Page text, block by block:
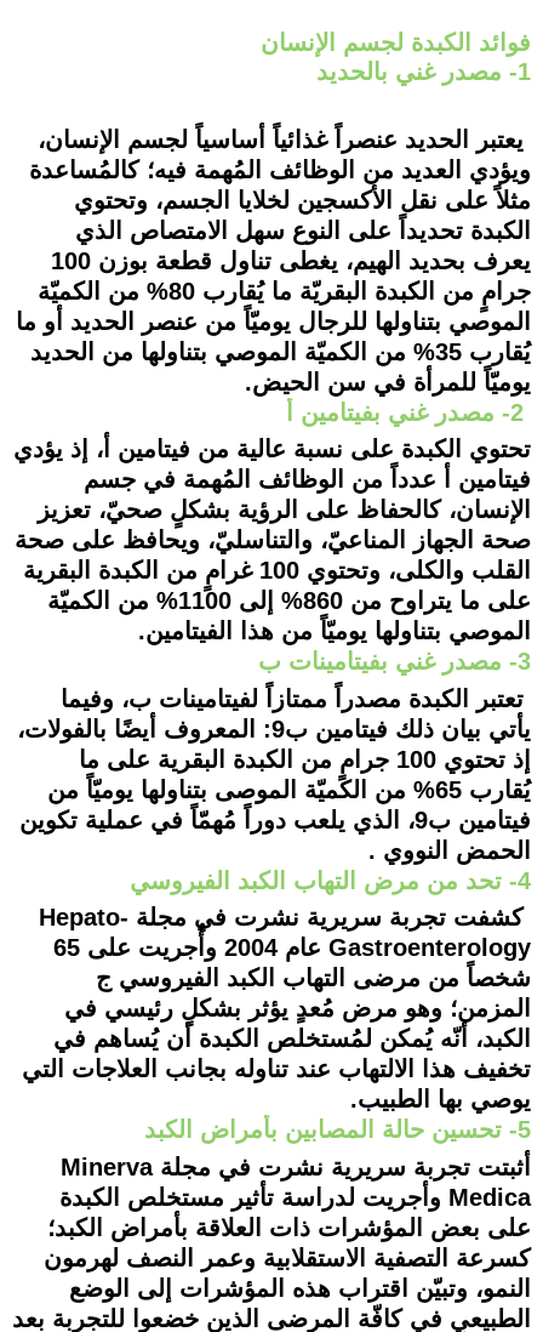
فوائد الكبدة لجسم الإنسان
1- مصدر غني بالحديد
يعتبر الحديد عنصراً غذائياً أساسياً لجسم الإنسان،
ويؤدي العديد من الوظائف المُهمة فيه؛ كالمُساعدة
مثلاً على نقل الأكسجين لخلايا الجسم، وتحتوي
الكبدة تحديداً على النوع سهل الامتصاص الذي
يعرف بحديد الهيم، يغطى تناول قطعة بوزن 100
جرامٍ من الكبدة البقريّة ما يُقارب 80% من الكميّة
الموصي بتناولها للرجال يوميّاً من عنصر الحديد أو ما
يُقارب 35% من الكميّة الموصي بتناولها من الحديد
يوميّاً للمرأة في سن الحيض.
تحتوي الكبدة على نسبة عالية من فيتامين أ، إذ يؤدي
فيتامين أ عدداً من الوظائف المُهمة في جسم
الإنسان، كالحفاظ على الرؤية بشكلٍ صحيّ، تعزيز
صحة الجهاز المناعيّ، والتناسليّ، ويحافظ على صحة
القلب والكلى، وتحتوي 100 غرامٍ من الكبدة البقرية
على ما يتراوح من 860% إلى 1100% من الكميّة
الموصي بتناولها يوميّاً من هذا الفيتامين.
3- مصدر غني بفيتامينات ب
تعتبر الكبدة مصدراً ممتازاً لفيتامينات ب، وفيما
يأتي بيان ذلك فيتامين ب9: المعروف أيضًا بالفولات،
إذ تحتوي 100 جرامٍ من الكبدة البقرية على ما
يُقارب 65% من الكميّة الموصى بتناولها يوميّاً من
فيتامين ب9، الذي يلعب دوراً مُهمّاً في عملية تكوين
الحمض النووي .
4- تحد من مرض التهاب الكبد الفيروسي
كشفت تجربة سريرية نشرت في مجلة Hepato-
Gastroenterology عام 2004 وأُجريت على 65
شخصاً من مرضى التهاب الكبد الفيروسي ج
المزمن؛ وهو مرض مُعدٍ يؤثر بشكلٍ رئيسي في
الكبد، أنّه يُمكن لمُستخلص الكبدة أن يُساهم في
تخفيف هذا الالتهاب عند تناوله بجانب العلاجات التي
يوصي بها الطبيب.
5- تحسين حالة المصابين بأمراض الكبد
أثبتت تجربة سريرية نشرت في مجلة Minerva
Medica وأجريت لدراسة تأثير مستخلص الكبدة
على بعض المؤشرات ذات العلاقة بأمراض الكبد؛
كسرعة التصفية الاستقلابية وعمر النصف لهرمون
النمو، وتبيّن اقتراب هذه المؤشرات إلى الوضع
الطبيعي في كافّة المرضى الذين خضعوا للتجربة بعد